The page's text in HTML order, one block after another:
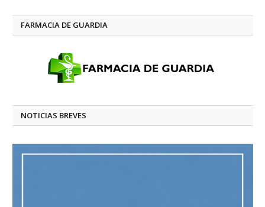
FARMACIA DE GUARDIA
NOTICIAS BREVES